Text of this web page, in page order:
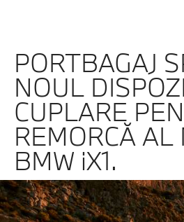
PORTBAGAJ
NOUL
CUPLARE
REMORCĂ AL
BMW iX1.